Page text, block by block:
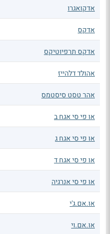
אדקואגרו
אדקס
אדקס תרפיוטיקס
אהולד דלהייז
אהר טסט סיסטמס
או פי סי אגח ב
או פי סי אגח ג
או פי סי אגח ד
או פי סי אנרגיה
או.אם.ג'י
או.אם.וי